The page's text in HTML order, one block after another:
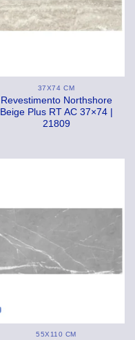
37X74 CM
Revestimento Northshore
Beige Plus RT AC 37×74 |
21809
55X110 CM